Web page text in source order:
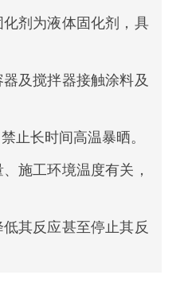
剂为液体固化剂，具
及搅拌器接触涂料及
止长时间高温暴晒。
施工环境温度有关，
其反应甚至停止其反